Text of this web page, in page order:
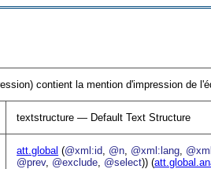
contient la mention d'impression de
textstructure — Default Text Structure
att.global (@xml:id @n @xml:lang
@prev, @exclude @select)) (